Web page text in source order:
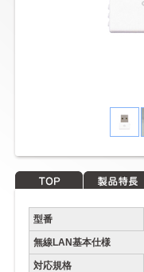
型番
無線LAN基本仕様
対応規格